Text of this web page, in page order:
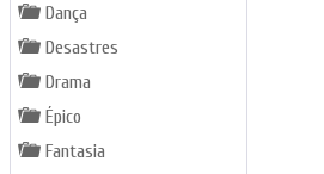
Dança
Desastres
Drama
Épico
Fantasia